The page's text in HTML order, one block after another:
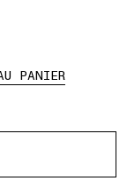
PANIER